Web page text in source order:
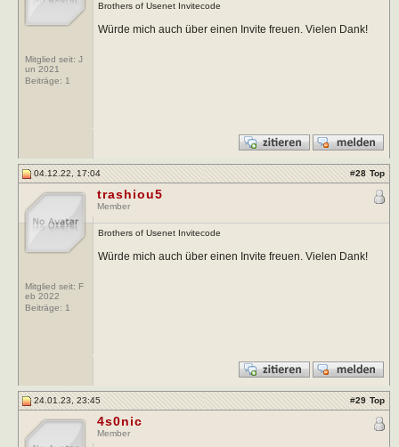
Mitglied seit: J
un 2021
Beiträge: 1
Brothers of Usenet Invitecode
Würde mich auch über einen Invite freuen. Vielen Dank!
04.12.22, 17:04 #28 Top
Mitglied seit: F
eb 2022
Beiträge: 1
trashiou5
Member
Brothers of Usenet Invitecode
Würde mich auch über einen Invite freuen. Vielen Dank!
24.01.23, 23:45 #29 Top
4s0nic
Member